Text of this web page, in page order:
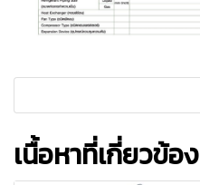
เนื้อหาที่เกี่ยวข้อง